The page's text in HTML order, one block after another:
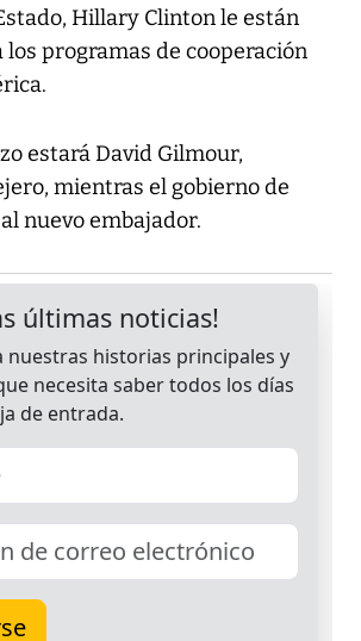
Hillary Clinton le están
programas de cooperación
estará David Gilmour,
mientras el gobierno de
nuevo embajador.